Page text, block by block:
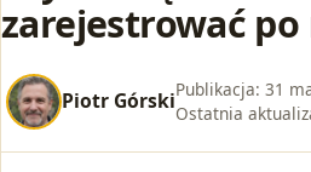
zarejestrować po
Piotr GórskiPublikacja: 31
Ostatnia